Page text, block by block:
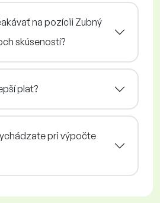
na pozícii Zubný
skúseností?
plat?
pri výpočte